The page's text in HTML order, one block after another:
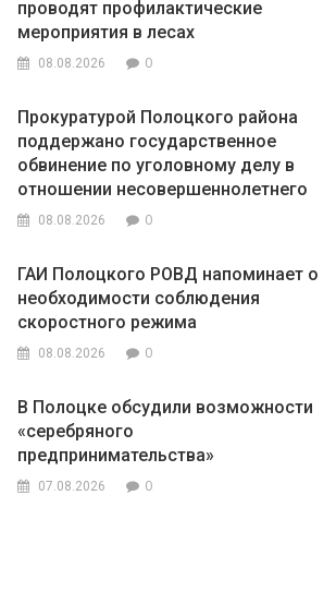
проводят профилактические
мероприятия в лесах
08.08.2026 0
Прокуратурой Полоцкого района
поддержано государственное
обвинение по уголовному делу в
отношении несовершеннолетнего
08.08.2026 0
ГАИ Полоцкого РОВД напоминает о
необходимости соблюдения
скоростного режима
08.08.2026 0
В Полоцке обсудили возможности
«серебряного
предпринимательства»
07.08.2026 0